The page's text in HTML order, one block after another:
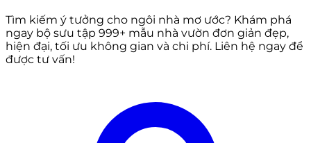
Tìm kiếm ý tưởng cho ngôi nhà mơ ước? Khám phá
ngay bộ sưu tập 999+ mẫu nhà vườn đơn giản đẹp,
hiện đại, tối ưu không gian và chi phí. Liên hệ ngay để
được tư vấn!